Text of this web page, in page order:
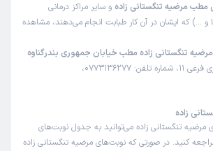
مطب مرضیه تنگستانی زاده و سایر مراکز درمانی
و …) که ایشان در آن کار طبابت انجام می‌دهند، مشاهده
مرضیه تنگستانی زاده مطب خیابان جمهوری بندرگناوه
گناوه - خیابان جمهوری فرعی 11، شماره تلفن: 0773136277،
زاده
مرضیه تنگستانی زاده می‌توانید به جدول نوبت‌های
کنید. در صورتی که نوبت‌های مرضیه تنگستانی زاده